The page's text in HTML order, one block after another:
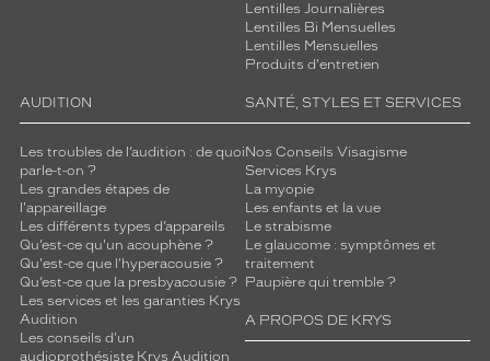
Lentilles Journalières
Lentilles Bi Mensuelles
Lentilles Mensuelles
Produits d'entretien
AUDITION
Les troubles de l’audition : de quoi
parle-t-on ?
Les grandes étapes de
l'appareillage
Les différents types d’appareils
Qu’est-ce qu'un acouphène ?
Qu'est-ce que l'hyperacousie ?
Qu’est-ce que la presbyacousie ?
Les services et les garanties Krys
Audition
Les conseils d'un
audioprothésiste Krys Audition
SANTÉ, STYLES ET SERVICES
Nos Conseils Visagisme
Services Krys
La myopie
Les enfants et la vue
Le strabisme
Le glaucome : symptômes et
traitement
Paupière qui tremble ?
A PROPOS DE KRYS